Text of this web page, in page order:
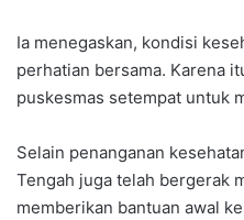
Ia menegaskan, kondisi
perhatian bersama. Karena
puskesmas setempat untuk
Selain penanganan
Tengah juga telah bergerak
memberikan bantuan awal